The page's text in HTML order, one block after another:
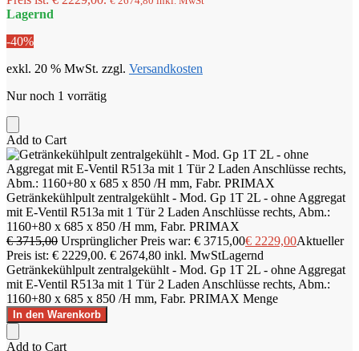
Lagernd
-40%
exkl. 20 % MwSt. zzgl. Versandkosten
Nur noch 1 vorrätig
Add to Cart
Getränkekühlpult zentralgekühlt - Mod. Gp 1T 2L - ohne Aggregat
mit E-Ventil R513a mit 1 Tür 2 Laden Anschlüsse rechts, Abm.:
1160+80 x 685 x 850 /H mm, Fabr. PRIMAX
€3715,00 Ursprünglicher Preis war: € 3715,00€ 2229,00Aktueller
Preis ist: € 2229,00. € 2674,80 inkl. MwStLagernd
Getränkekühlpult zentralgekühlt - Mod. Gp 1T 2L - ohne Aggregat
mit E-Ventil R513a mit 1 Tür 2 Laden Anschlüsse rechts, Abm.:
1160+80 x 685 x 850 /H mm, Fabr. PRIMAX Menge
In den Warenkorb
Add to Cart